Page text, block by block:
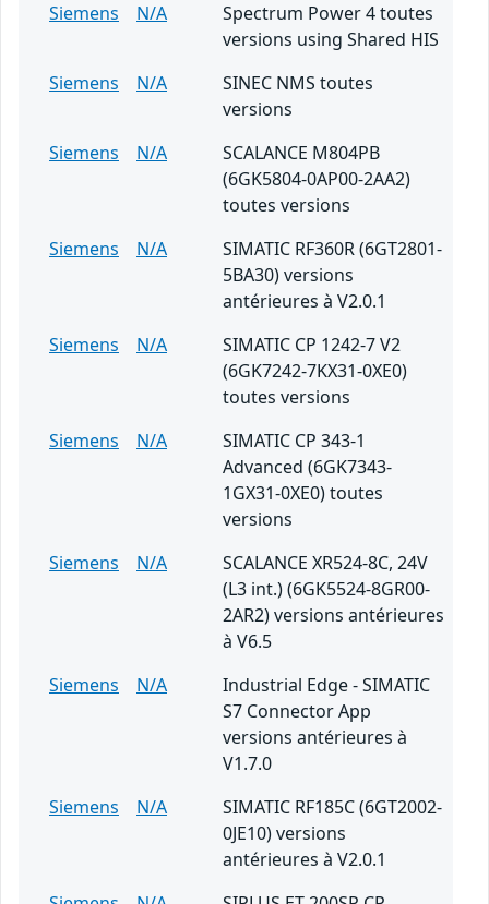
Siemens
N/A
Spectrum Power 4 toutes
versions using Shared HIS
Siemens
N/A
SINEC NMS toutes
versions
Siemens
N/A
SCALANCE M804PB
(6GK5804-0AP00-2AA2)
toutes versions
Siemens
N/A
SIMATIC RF360R (6GT2801-
5BA30) versions
antérieures à V2.0.1
Siemens
N/A
SIMATIC CP 1242-7 V2
(6GK7242-7KX31-0XE0)
toutes versions
Siemens
N/A
SIMATIC CP 343-1
Advanced (6GK7343-
1GX31-0XE0) toutes
versions
Siemens
N/A
SCALANCE XR524-8C, 24V
(L3 int.) (6GK5524-8GR00-
2AR2) versions antérieures
à V6.5
Siemens
N/A
Industrial Edge - SIMATIC
S7 Connector App
versions antérieures à
V1.7.0
Siemens
N/A
SIMATIC RF185C (6GT2002-
0JE10) versions
antérieures à V2.0.1